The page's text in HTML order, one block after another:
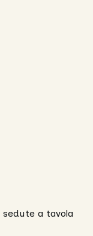
sedute a tavola